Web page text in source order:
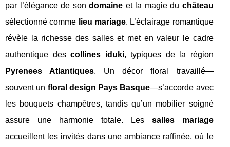
par l’élégance de sondomaine et la magie du château
sélectionné comme lieu mariage. L’éclairage romantique
révèle la richesse des salles et met en valeur le cadre
authentique descollines iduki, typiques de la région
Pyrenees Atlantiques. Un décor floral travaillé—
souvent un floral design Pays Basque—s’accorde avec
les bouquets champêtres, tandis qu’un mobilier soigné
assure une harmonie totale. Les salles mariage
accueillent les invités dans une ambiance raffinée, où le